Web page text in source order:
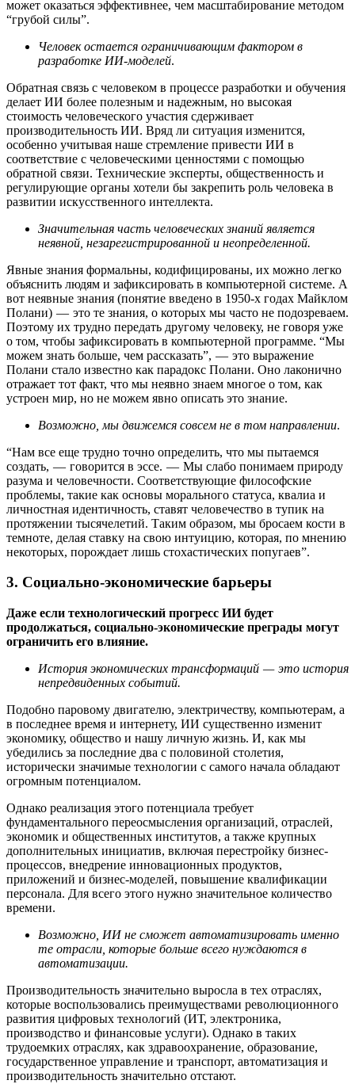
может оказаться эффективнее, чем масштабирование методом
“грубой силы”.
Человек остается ограничивающим фактором в
разработке ИИ-моделей.
Обратная связь с человеком в процессе разработки и обучения
делает ИИ более полезным и надежным, но высокая
стоимость человеческого участия сдерживает
производительность ИИ. Вряд ли ситуация изменится,
особенно учитывая наше стремление привести ИИ в
соответствие с человеческими ценностями с помощью
обратной связи. Технические эксперты, общественность и
регулирующие органы хотели бы закрепить роль человека в
развитии искусственного интеллекта.
Значительная часть человеческих знаний является
неявной, незарегистрированной и неопределенной.
Явные знания формальны, кодифицированы, их можно легко
объяснить людям и зафиксировать в компьютерной системе. А
вот неявные знания (понятие введено в 1950-х годах Майклом
Полани) — это те знания, о которых мы часто не подозреваем.
Поэтому их трудно передать другому человеку, не говоря уже
о том, чтобы зафиксировать в компьютерной программе. “Мы
можем знать больше, чем рассказать”, — это выражение
Полани стало известно как парадокс Полани. Оно лаконично
отражает тот факт, что мы неявно знаем многое о том, как
устроен мир, но не можем явно описать это знание.
Возможно, мы движемся совсем не в том направлении.
“Нам все еще трудно точно определить, что мы пытаемся
создать, — говорится в эссе. — Мы слабо понимаем природу
разума и человечности. Соответствующие философские
проблемы, такие как основы морального статуса, квалиа и
личностная идентичность, ставят человечество в тупик на
протяжении тысячелетий. Таким образом, мы бросаем кости в
темноте, делая ставку на свою интуицию, которая, по мнению
некоторых, порождает лишь стохастических попугаев”.
3. Социально-экономические барьеры
Даже если технологический прогресс ИИ будет
продолжаться, социально-экономические преграды могут
ограничить его влияние.
История экономических трансформаций — это история
непредвиденных событий.
Подобно паровому двигателю, электричеству, компьютерам, а
в последнее время и интернету, ИИ существенно изменит
экономику, общество и нашу личную жизнь. И, как мы
убедились за последние два с половиной столетия,
исторически значимые технологии с самого начала обладают
огромным потенциалом.
Однако реализация этого потенциала требует
фундаментального переосмысления организаций, отраслей,
экономик и общественных институтов, а также крупных
дополнительных инициатив, включая перестройку бизнес-
процессов, внедрение инновационных продуктов,
приложений и бизнес-моделей, повышение квалификации
персонала. Для всего этого нужно значительное количество
времени.
Возможно, ИИ не сможет автоматизировать именно
те отрасли, которые больше всего нуждаются в
автоматизации.
Производительность значительно выросла в тех отраслях,
которые воспользовались преимуществами революционного
развития цифровых технологий (ИТ, электроника,
производство и финансовые услуги). Однако в таких
трудоемких отраслях, как здравоохранение, образование,
государственное управление и транспорт, автоматизация и
производительность значительно отстают.